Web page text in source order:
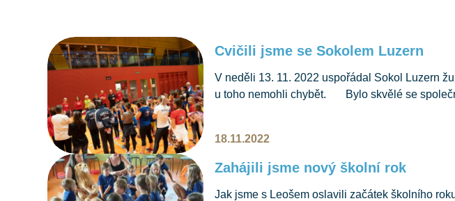
Cvičili jsme se Sokolem Luzern
V neděli 13. 11. 2022 uspořádal Sokol Luzern
u toho nemohli chybět. Bylo skvělé se
chcete-li „parkur“,…
18.11.2022
Zahájili jsme nový školní rok
Jak jsme s Leošem oslavili začátek školního